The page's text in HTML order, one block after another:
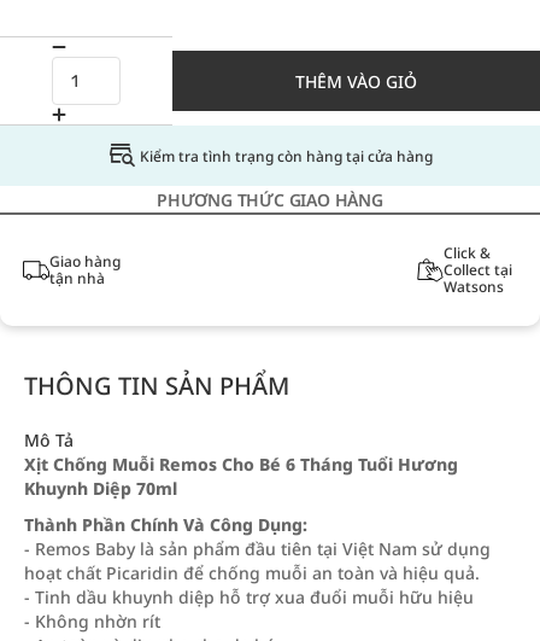
THÊM VÀO GIỎ
Kiểm tra tình trạng còn hàng tại cửa hàng
PHƯƠNG THỨC GIAO HÀNG
Giao hàng
tận nhà
Click &
Collect tại
Watsons
THÔNG TIN SẢN PHẨM
Mô Tả
Xịt Chống Muỗi Remos Cho Bé 6 Tháng Tuổi Hương
Khuynh Diệp 70ml
Thành Phần Chính Và Công Dụng:
- Remos Baby là sản phẩm đầu tiên tại Việt Nam sử dụng
hoạt chất Picaridin để chống muỗi an toàn và hiệu quả.
- Tinh dầu khuynh diệp hỗ trợ xua đuổi muỗi hữu hiệu
- Không nhờn rít